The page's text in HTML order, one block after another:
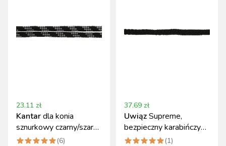
23.11 zł
Kantardla konia
sznurkowy czarny/szary
Full Covalliero
(6)
37.69 zł
UwiązSupreme,
bezpieczny karabińczyk,
czarny, 200 cm
(1)